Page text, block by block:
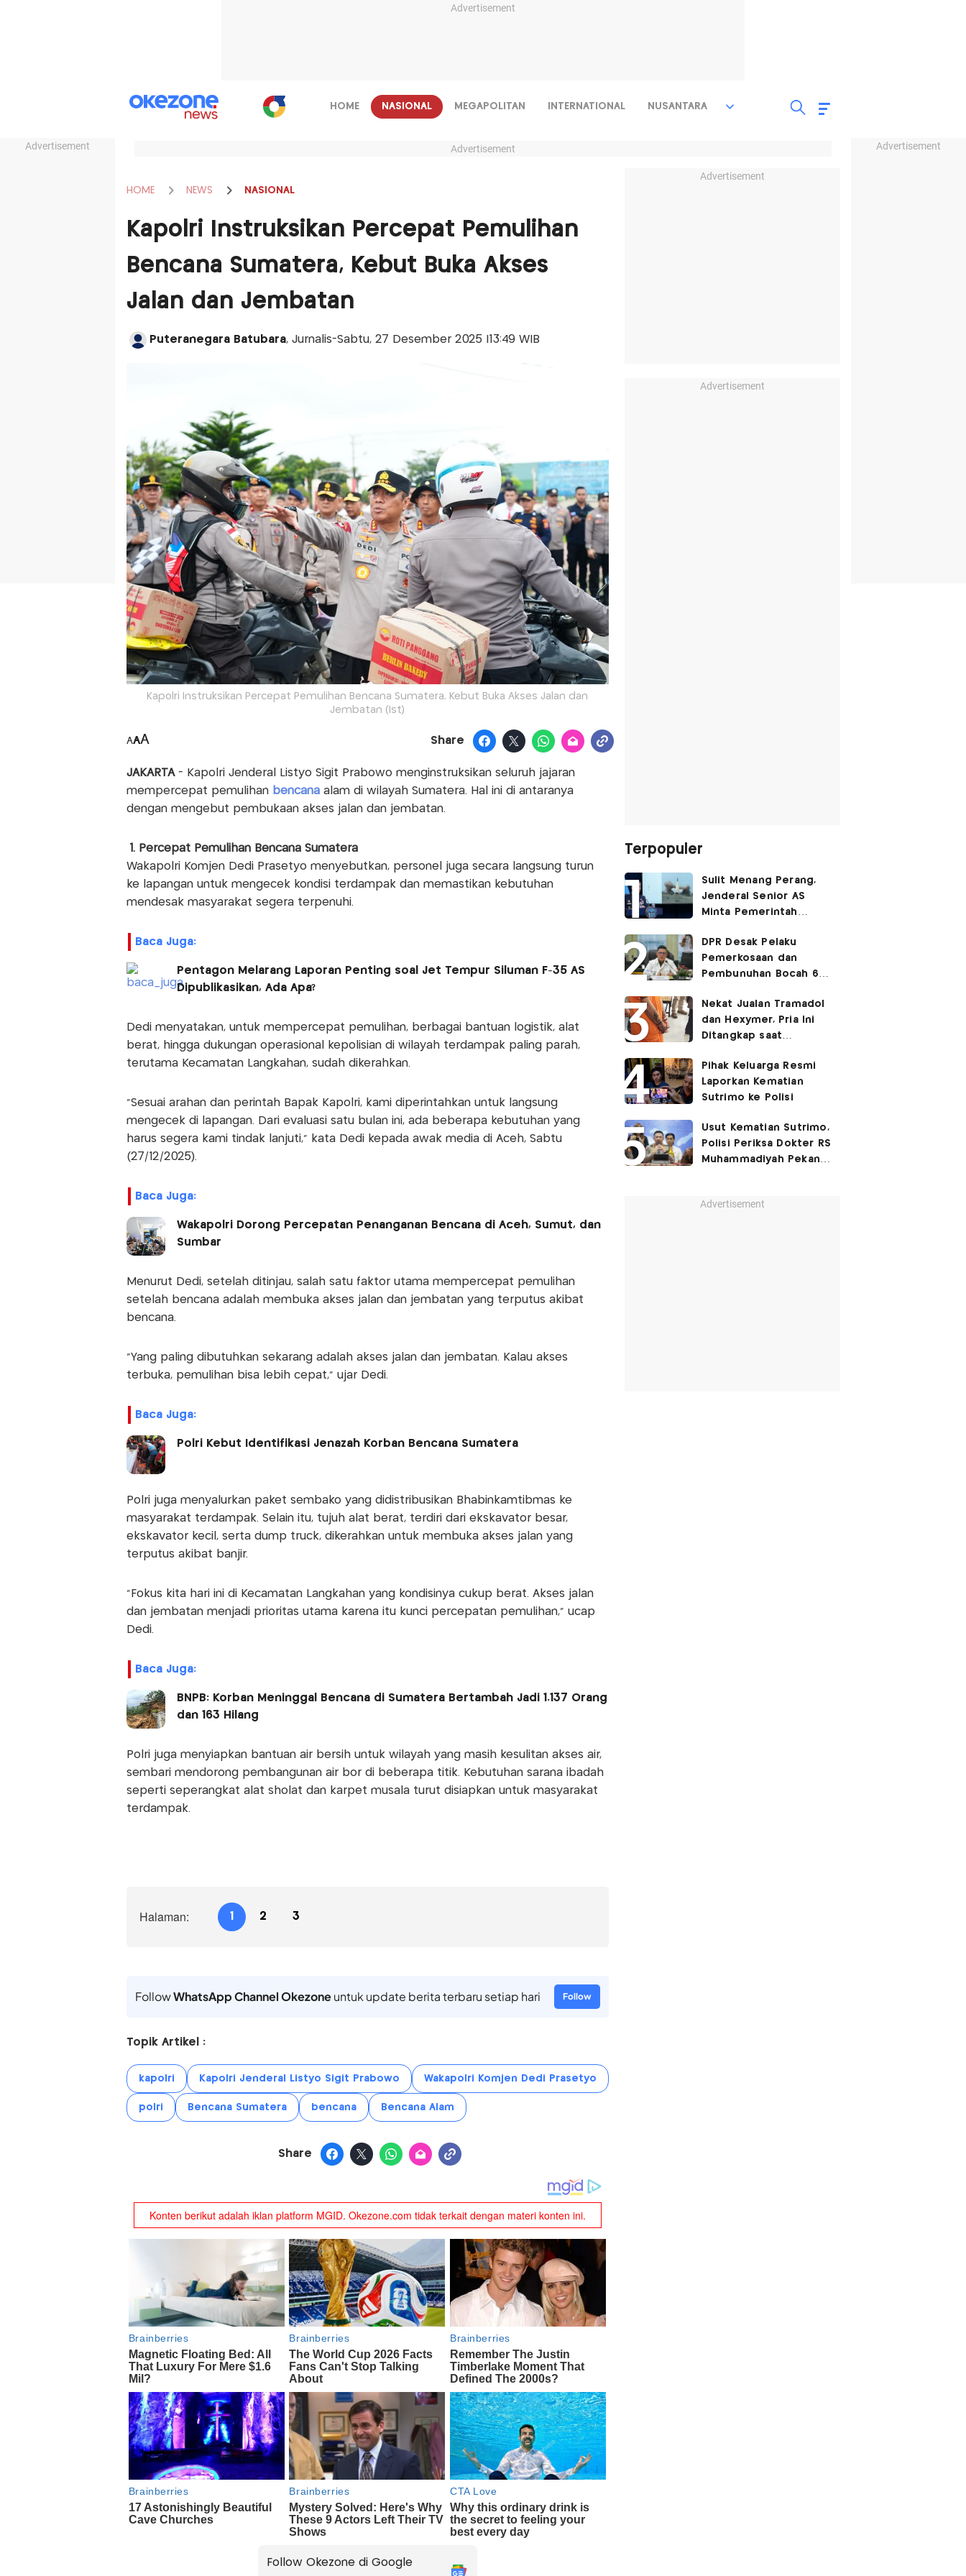
Advertisement
Advertisement Advertisement
HOME NASIONAL MEGAPOLITAN INTERNATIONAL NUSANTARA
Advertisement
HOME NEWS NASIONAL
Kapolri Instruksikan Percepat Pemulihan
Bencana Sumatera, Kebut Buka Akses
Jalan dan Jembatan
Puteranegara Batubara, Jurnalis-Sabtu, 27 Desember 2025 |13:49 WIB
Kapolri Instruksikan Percepat Pemulihan Bencana Sumatera, Kebut Buka Akses Jalan dan
Jembatan (Ist)
AAA Share
JAKARTA- Kapolri Jenderal Listyo Sigit Prabowo menginstruksikan seluruh jajaran
mempercepat pemulihan bencana alam di wilayah Sumatera. Hal ini di antaranya
dengan mengebut pembukaan akses jalan dan jembatan.
1. Percepat Pemulihan Bencana Sumatera
Wakapolri Komjen Dedi Prasetyo menyebutkan, personel juga secara langsung turun
ke lapangan untuk mengecek kondisi terdampak dan memastikan kebutuhan
mendesak masyarakat segera terpenuhi.
Baca Juga:
Pentagon Melarang Laporan Penting soal Jet Tempur Siluman F-35 AS
Dipublikasikan, Ada Apa?
Dedi menyatakan, untuk mempercepat pemulihan, berbagai bantuan logistik, alat
berat, hingga dukungan operasional kepolisian di wilayah terdampak paling parah,
terutama Kecamatan Langkahan, sudah dikerahkan.
“Sesuai arahan dan perintah Bapak Kapolri, kami diperintahkan untuk langsung
mengecek di lapangan. Dari evaluasi satu bulan ini, ada beberapa kebutuhan yang
harus segera kami tindak lanjuti,” kata Dedi kepada awak media di Aceh, Sabtu
(27/12/2025).
Baca Juga:
Wakapolri Dorong Percepatan Penanganan Bencana di Aceh, Sumut, dan
Sumbar
Menurut Dedi, setelah ditinjau, salah satu faktor utama mempercepat pemulihan
setelah bencana adalah membuka akses jalan dan jembatan yang terputus akibat
bencana.
"Yang paling dibutuhkan sekarang adalah akses jalan dan jembatan. Kalau akses
terbuka, pemulihan bisa lebih cepat,” ujar Dedi.
Baca Juga:
Polri Kebut Identifikasi Jenazah Korban Bencana Sumatera
Polri juga menyalurkan paket sembako yang didistribusikan Bhabinkamtibmas ke
masyarakat terdampak. Selain itu, tujuh alat berat, terdiri dari ekskavator besar,
ekskavator kecil, serta dump truck, dikerahkan untuk membuka akses jalan yang
terputus akibat banjir.
“Fokus kita hari ini di Kecamatan Langkahan yang kondisinya cukup berat. Akses jalan
dan jembatan menjadi prioritas utama karena itu kunci percepatan pemulihan,” ucap
Dedi.
Baca Juga:
BNPB: Korban Meninggal Bencana di Sumatera Bertambah Jadi 1.137 Orang
dan 163 Hilang
Polri juga menyiapkan bantuan air bersih untuk wilayah yang masih kesulitan akses air,
sembari mendorong pembangunan air bor di beberapa titik. Kebutuhan sarana ibadah
seperti seperangkat alat sholat dan karpet musala turut disiapkan untuk masyarakat
terdampak.
Halaman: 1 2 3
FollowWhatsApp Channel Okezoneuntuk update berita terbaru setiap hari Follow
Topik Artikel :
kapolri Kapolri Jenderal Listyo Sigit Prabowo Wakapolri Komjen Dedi Prasetyo
polri Bencana Sumatera bencana Bencana Alam
Share
Follow Okezone di Google
Advertisement
Advertisement
Terpopuler
Sulit Menang Perang,
Jenderal Senior AS
Minta Pemerintah
Lawan Iran
DPR Desak Pelaku
Pemerkosaan dan
Pembunuhan Bocah 6
Dihukum Seumur Hidup
Nekat Jualan Tramadol
dan Hexymer, Pria Ini
Ditangkap saat
Pihak Keluarga Resmi
Laporkan Kematian
Sutrimo ke Polisi
Usut Kematian Sutrimo,
Polisi Periksa Dokter RS
Muhammadiyah Pekan
Advertisement